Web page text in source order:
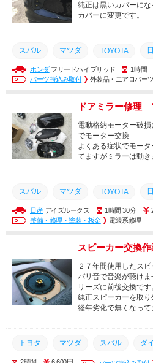
純正は黒いカバーに
カバーに変更です。
スバル マツダ TOYOTA
軽自動車 スズキ カスタム
整備 修理 交換
ホンダフリードハイブリッド 1時間
パーツ持込み取付
外装品・エアロパー
ドアミラー修理
電動格納モーター破
でモーター交換
よくある症状でモー
てますがミラーは動き
スバル マツダ TOYOTA
軽自動車 スズキ メンテナンス
日産デイズルークス 1時間 30分
整備・修理・塗装・板金
電装系修理
スピーカー交換作
２７年間使用したス
バリ音で音楽が聴け
リーズに前後交換です
純正スピーカーを取
経年劣化で無くなって
トヨタ マツダ スバル ダ